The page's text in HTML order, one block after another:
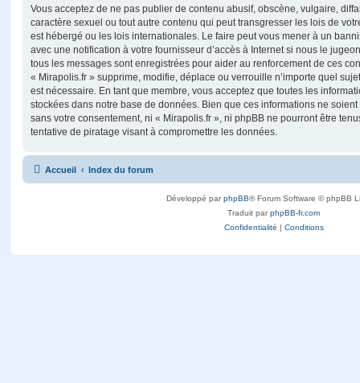
Vous acceptez de ne pas publier de contenu abusif, obscène, vulgaire,
caractère sexuel ou tout autre contenu qui peut transgresser les lois de
est hébergé ou les lois internationales. Le faire peut vous mener à un
avec une notification à votre fournisseur d’accès à Internet si nous le
tous les messages sont enregistrées pour aider au renforcement de ces
« Mirapolis.fr » supprime, modifie, déplace ou verrouille n’importe quel
est nécessaire. En tant que membre, vous acceptez que toutes les
stockées dans notre base de données. Bien que ces informations ne
sans votre consentement, ni « Mirapolis.fr », ni phpBB ne pourront être
tentative de piratage visant à compromettre les données.
Accueil Index du forum
Développé parphpBB® Forum Software © phpBB
Traduit parphpBB-fr.com
Confidentialité | Conditions